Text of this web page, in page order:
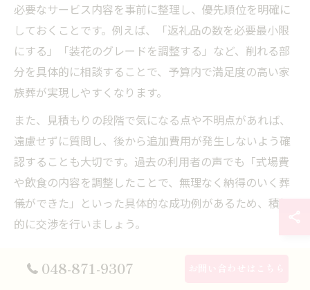
必要なサービス内容を事前に整理し、優先順位を明確に
しておくことです。例えば、「返礼品の数を必要最小限
にする」「装花のグレードを調整する」など、削れる部
分を具体的に相談することで、予算内で満足度の高い家
族葬が実現しやすくなります。
また、見積もりの段階で気になる点や不明点があれば、
遠慮せずに質問し、後から追加費用が発生しないよう確
認することも大切です。過去の利用者の声でも「式場費
や飲食の内容を調整したことで、無理なく納得のいく葬
儀ができた」といった具体的な成功例があるため、積極
的に交渉を行いましょう。
家族葬の費用明細を見極めるポイント
048-871-9307